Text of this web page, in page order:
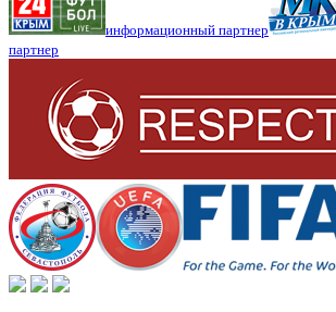
информационный партнер
партнер